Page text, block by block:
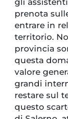
prenota
entrare in
territorio.
provincia
questa
valore
grandi
restare sul
questo